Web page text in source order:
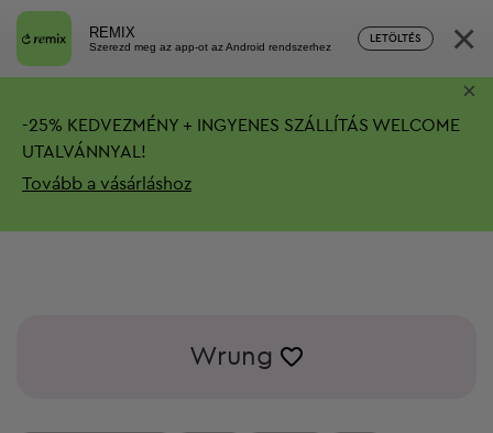
REMIX
Szerezd meg az app-ot az Android rendszerhez
LETÖLTÉS ×
-25% KEDVEZMÉNY + INGYENES SZÁLLÍTÁS WELCOME
UTALVÁNNYAL!
Tovább a vásárláshoz
×
Wrung